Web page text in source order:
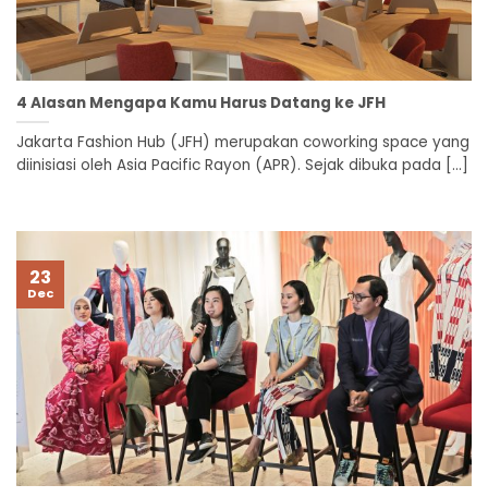
4 Alasan Mengapa Kamu Harus Datang ke JFH
Jakarta Fashion Hub (JFH) merupakan coworking space yang
diinisiasi oleh Asia Pacific Rayon (APR). Sejak dibuka pada [...]
23
Dec